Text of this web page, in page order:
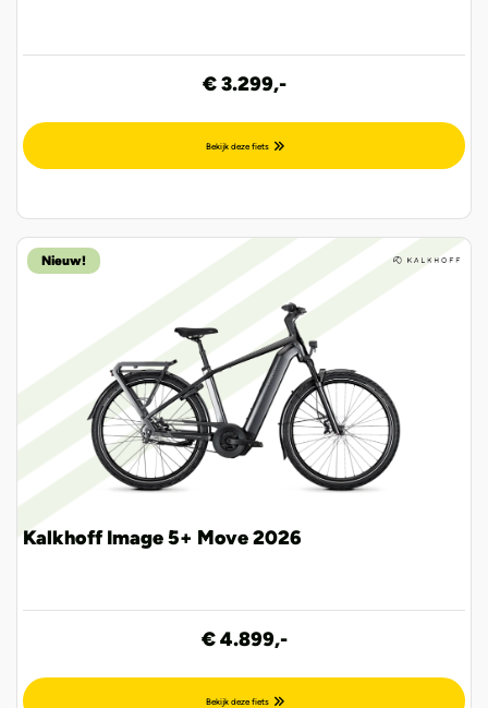
€ 3.299,-
Bekijk deze fiets
Kalkhoff Image 5+ Move 2026
€ 4.899,-
Bekijk deze fiets
Nieuw!